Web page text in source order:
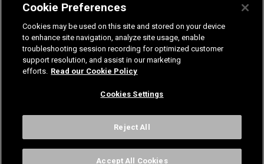
Catalogues
Aides et conseils
Notices de montage
Nuanciers
Mentions légales
Plan du site
Fiches techniques
Recrutement
Sanijura, 33 Rue Stephen Pichon, 39300 Champagnole
Cookie Preferences
Cookies may be used on this site and stored on your device
to enhance site navigation, analyze site usage, enable
troubleshooting session recording for optimized customer
support resolution, and assist in our marketing
efforts. Read our Cookie Policy
Cookies Settings
Reject All
Accept All Cookies